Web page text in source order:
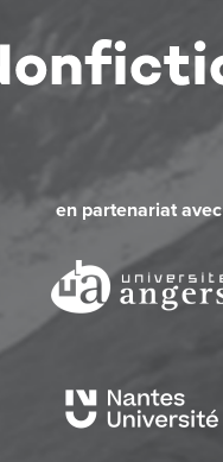
en partenariat avec